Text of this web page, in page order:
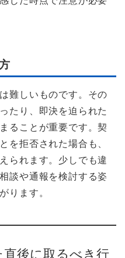
難しいものです。その
たり、即決を迫られた
ることが重要です。契
を拒否された場合も、
られます。少しでも違
談や通報を検討する姿
ります。
後に取るべき行